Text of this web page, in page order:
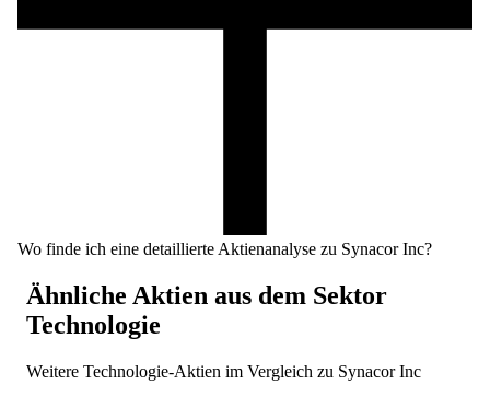
Wo finde ich eine detaillierte Aktienanalyse zu Synacor Inc?
Ähnliche Aktien aus dem Sektor
Technologie
Weitere Technologie-Aktien im Vergleich zu Synacor Inc